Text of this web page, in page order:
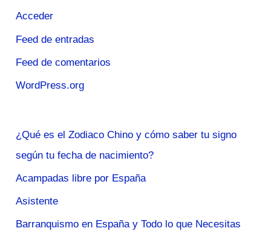
Acceder
Feed de entradas
Feed de comentarios
WordPress.org
¿Qué es el Zodiaco Chino y cómo saber tu signo
según tu fecha de nacimiento?
Acampadas libre por España
Asistente
Barranquismo en España y Todo lo que Necesitas